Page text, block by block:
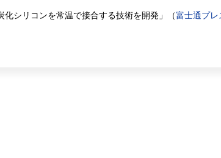
シリコンを常温で接合する技術を開発」（富士通プレ